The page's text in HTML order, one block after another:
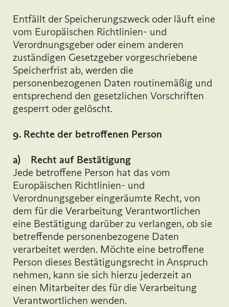
Entfällt der Speicherungszweck oder läuft eine
vom Europäischen Richtlinien- und
Verordnungsgeber oder einem anderen
zuständigen Gesetzgeber vorgeschriebene
Speicherfrist ab, werden die
personenbezogenen Daten routinemäßig und
entsprechend den gesetzlichen Vorschriften
gesperrt oder gelöscht.
9. Rechte der betroffenen Person
a) Recht auf Bestätigung
Jede betroffene Person hat das vom
Europäischen Richtlinien- und
Verordnungsgeber eingeräumte Recht, von
dem für die Verarbeitung Verantwortlichen
eine Bestätigung darüber zu verlangen, ob sie
betreffende personenbezogene Daten
verarbeitet werden. Möchte eine betroffene
Person dieses Bestätigungsrecht in Anspruch
nehmen, kann sie sich hierzu jederzeit an
einen Mitarbeiter des für die Verarbeitung
Verantwortlichen wenden.